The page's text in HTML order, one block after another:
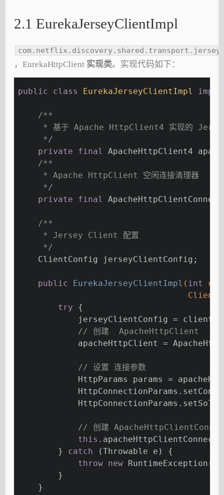
2.1 EurekaJerseyClientImpl
，EurekaHttpClient 实现类。实现代码如下：
public class EurekaJerseyClientImpl
/**
* 基于 Apache HttpClient4 实现的
     */
private
final
ApacheHttpClient4
/**
     * Apache HttpClient 空闲连接清理器
     */
private
final
/**
     * Jersey Client 配置
     */
    ClientConfig jerseyClientConfig;
public EurekaJerseyClientImpl ( int
try {
jerseyClientConfig =
// 创建  ApacheHttpClient
apacheHttpClient =
// 设置 连接参数
HttpParams params =
// 创建
this
        }
catch (Throwable e) {
throw new RuntimeException(
        }
    }